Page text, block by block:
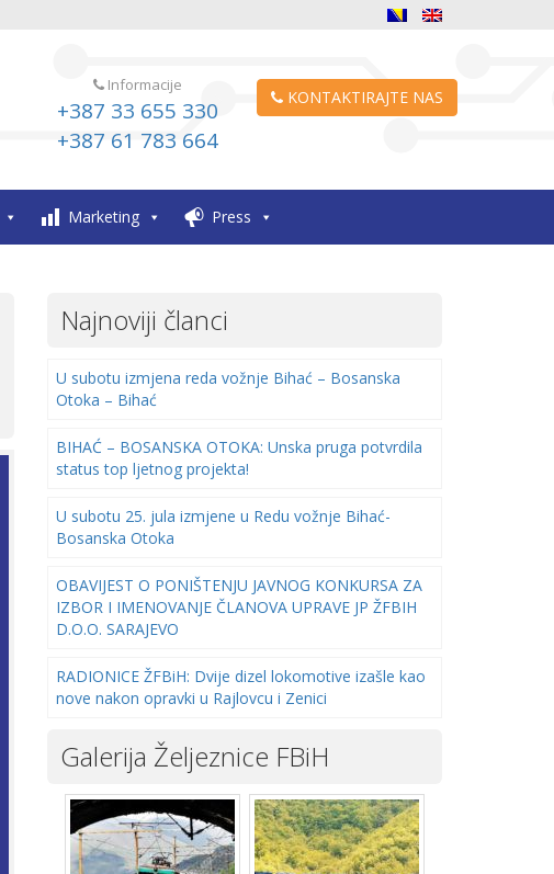
Informacije
+387 33 655 330
+387 61 783 664
KONTAKTIRAJTE NAS
Marketing Press
Najnoviji članci
U subotu izmjena reda vožnje Bihać – Bosanska
Otoka – Bihać
BIHAĆ – BOSANSKA OTOKA: Unska pruga potvrdila
status top ljetnog projekta!
U subotu 25. jula izmjene u Redu vožnje Bihać-
Bosanska Otoka
OBAVIJEST O PONIŠTENJU JAVNOG KONKURSA ZA
IZBOR I IMENOVANJE ČLANOVA UPRAVE JP ŽFBIH
D.O.O. SARAJEVO
RADIONICE ŽFBiH: Dvije dizel lokomotive izašle kao
nove nakon opravki u Rajlovcu i Zenici
Galerija Željeznice FBiH